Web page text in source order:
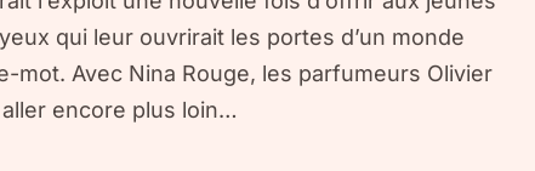
qui leur ouvrirait les portes d’un monde
mot. Avec Nina Rouge, les parfumeurs Olivier
encore plus loin…